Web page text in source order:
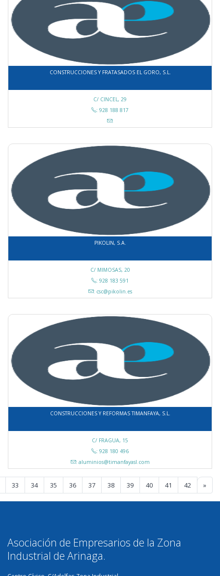
CONSTRUCCIONES Y FRATASADOS EL GORO, S.L.
C/ CINCEL, 29
: 928 188 817
:
PIKOLIN, S.A.
C/ MIMOSAS, 20
: 928 183 591
: csc@pikolin.es
CONSTRUCCIONES Y REFORMAS TIMANFAYA, S.L.
C/ FRAGUA, 15
: 928 180 496
: aluminios@timanfayasl.com
33 34 35 36 37 38 39 40 41 42 »
Asociación de Empresarios de la Zona
Industrial de Arinaga.